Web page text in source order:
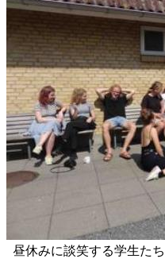
昼休みに談笑する学生た